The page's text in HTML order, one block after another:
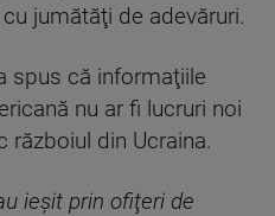
jumătăţi de adevăruri.
spus că informaţiile
nu ar fi lucruri noi
războiul din Ucraina.
ieşit prin ofiţeri de